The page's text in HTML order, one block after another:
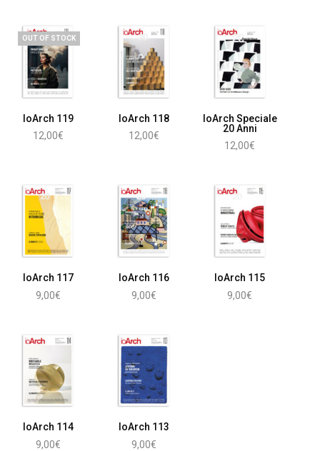
OUT OF STOCK
IoArch 119
12,00€
IoArch 118
12,00€
IoArch Speciale
20 Anni
12,00€
IoArch 117
9,00€
IoArch 116
9,00€
IoArch 115
9,00€
IoArch 114
9,00€
IoArch 113
9,00€